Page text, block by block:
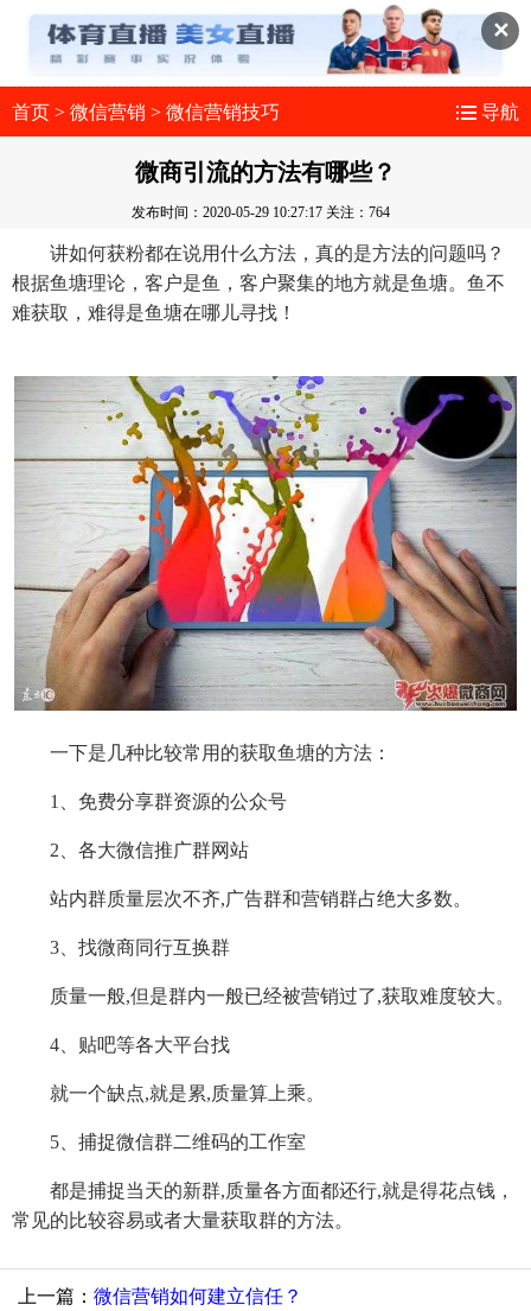
✕
首页 > 微信营销 > 微信营销技巧 导航
微商引流的方法有哪些？
发布时间：2020-05-29 10:27:17 关注：764
讲如何获粉都在说用什么方法，真的是方法的问题吗？
根据鱼塘理论，客户是鱼，客户聚集的地方就是鱼塘。鱼不
难获取，难得是鱼塘在哪儿寻找！
一下是几种比较常用的获取鱼塘的方法：
1、免费分享群资源的公众号
2、各大微信推广群网站
站内群质量层次不齐,广告群和营销群占绝大多数。
3、找微商同行互换群
质量一般,但是群内一般已经被营销过了,获取难度较大。
4、贴吧等各大平台找
就一个缺点,就是累,质量算上乘。
5、捕捉微信群二维码的工作室
都是捕捉当天的新群,质量各方面都还行,就是得花点钱，
常见的比较容易或者大量获取群的方法。
上一篇： 微信营销如何建立信任？